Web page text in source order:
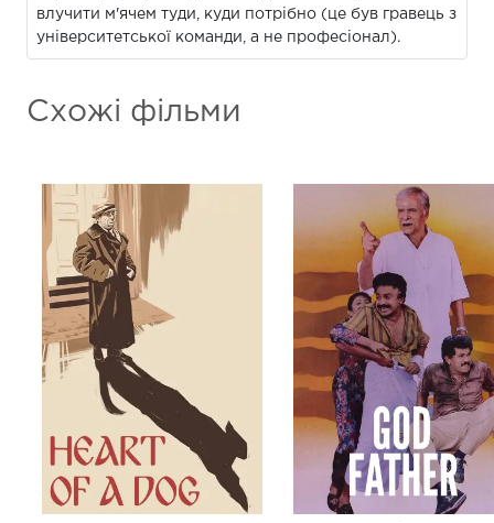
влучити м'ячем туди, куди потрібно (це був гравець з
університетської команди, а не професіонал).
Схожі фільми